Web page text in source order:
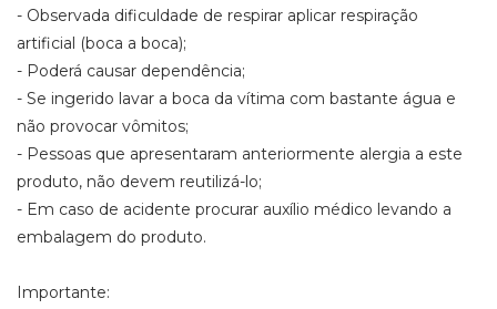
- Observada dificuldade de respirar aplicar respiração
artificial (boca a boca);
- Poderá causar dependência;
- Se ingerido lavar a boca da vítima com bastante água e
não provocar vômitos;
- Pessoas que apresentaram anteriormente alergia a este
produto, não devem reutilizá-lo;
- Em caso de acidente procurar auxílio médico levando a
embalagem do produto.
Importante: